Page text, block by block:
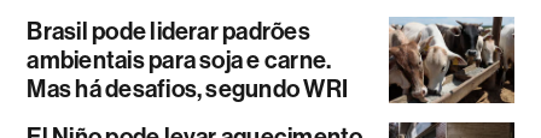
Brasil pode liderar padrões
ambientais para soja e carne.
Mas há desafios, segundo WRI